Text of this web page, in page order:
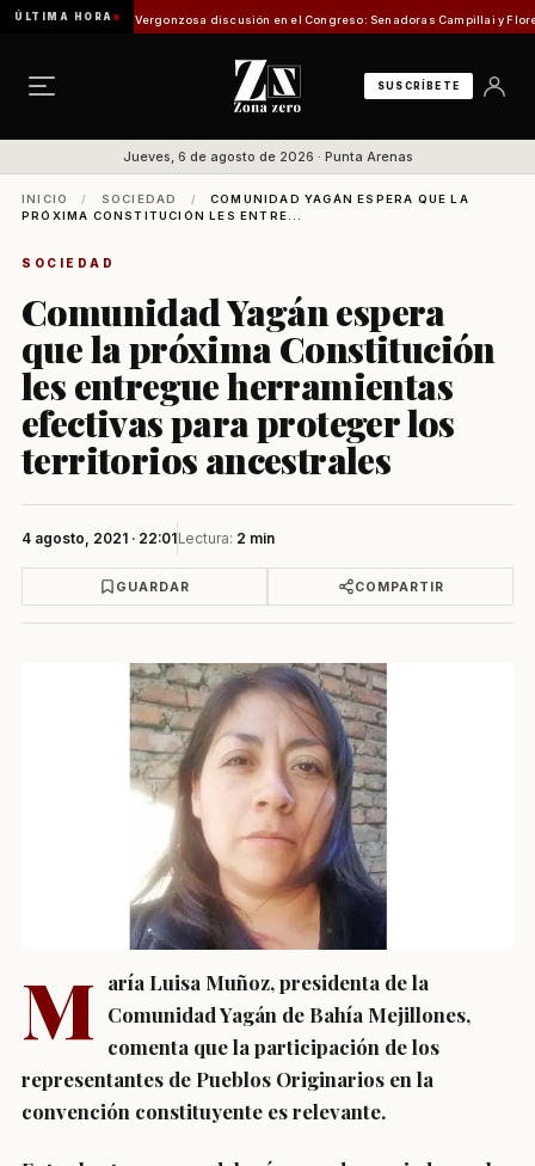
ÚLTIMA HORA
de Pesca Vergonzosa discusión en el Congreso: Senadoras Campillai y Flores se
SUSCRÍBETE
Jueves, 6 de agosto de 2026 · Punta Arenas
INICIO / SOCIEDAD /
COMUNIDAD YAGÁN ESPERA QUE LA
PRÓXIMA CONSTITUCIÓN LES ENTRE...
SOCIEDAD
Comunidad Yagán espera
que la próxima Constitución
les entregue herramientas
efectivas para proteger los
territorios ancestrales
4 agosto, 2021 · 22:01Lectura: 2 min
GUARDAR COMPARTIR
M aría Luisa Muñoz, presidenta de la
Comunidad Yagán de Bahía Mejillones,
comenta que la participación de los
representantes de Pueblos Originarios en la
convención constituyente es relevante.